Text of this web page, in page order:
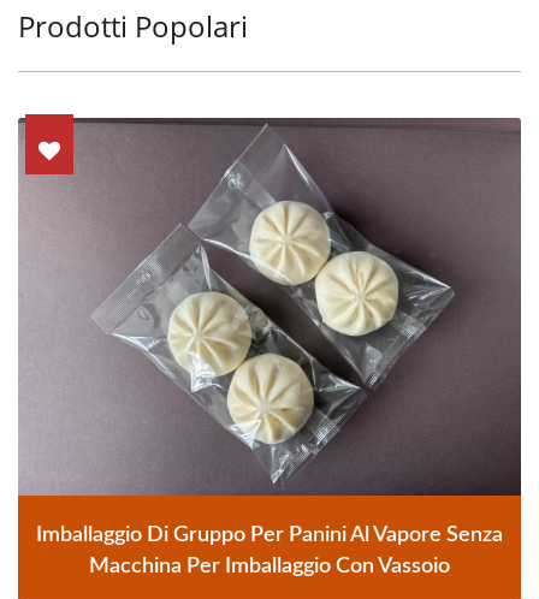
Prodotti Popolari
Imballaggio Di Gruppo Per Panini Al Vapore Senza
Macchina Per Imballaggio Con Vassoio